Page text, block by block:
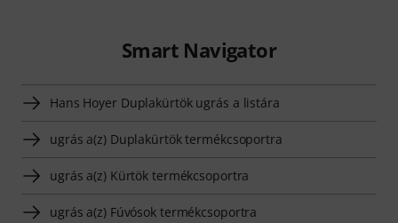
Smart Navigator
Hans Hoyer Duplakürtök ugrás a listára
ugrás a(z) Duplakürtök termékcsoportra
ugrás a(z) Kürtök termékcsoportra
ugrás a(z) Fúvósok termékcsoportra